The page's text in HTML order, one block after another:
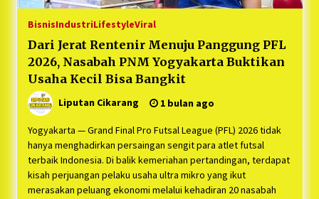
Fasilitas yang Sesuai, Para Peserta Retret
Sebelum Waktunya
1 tahun ago
Kartini Penggerak Lingkungan dari Sampah
1 tahun ago
PNM Berangkatkan Ratusan Peserta : Mudik
Aman Sampai Tujuan BUMN 2025
1 tahun ago
Ketua Umum Jurpala KOSMI Indonesia Gilang
BisnisIndustriLifestyleViral
Dari Jerat Rentenir Menuju Panggung PFL
2026, Nasabah PNM Yogyakarta Buktikan
Usaha Kecil Bisa Bangkit
Liputan Cikarang 1 bulan ago
Yogyakarta — Grand Final Pro Futsal League (PFL) 2026 tidak
hanya menghadirkan persaingan sengit para atlet futsal
terbaik Indonesia. Di balik kemeriahan pertandingan, terdapat
kisah perjuangan pelaku usaha ultra mikro yang ikut
merasakan peluang ekonomi melalui kehadiran 20 nasabah